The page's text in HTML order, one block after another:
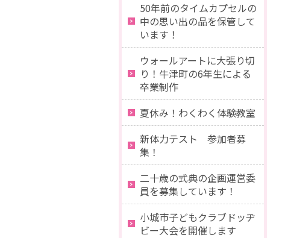
50年前のタイムカプセルの
中の思い出の品を保管して
います！
ウォールアートに大張り切
り！牛津町の6年生による
卒業制作
夏休み！わくわく体験教室
新体力テスト 参加者募
集！
二十歳の式典の企画運営委
員を募集しています！
小城市子どもクラブドッヂ
ビー大会を開催します